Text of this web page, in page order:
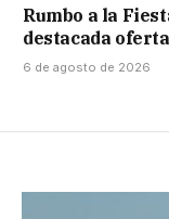
Rumbo a la
destacada
6 de agosto de 2026